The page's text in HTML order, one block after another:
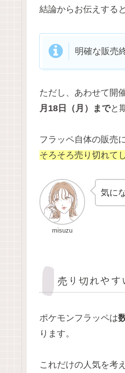
結論からお伝えすると
明確な販売
ただし、あわせて開
月18日（月）までと
フラッペ自体の販売
そろそろ売り切れて
misuzu
気に
売り切れやす
ポケモンフラッペは
ります。
これだけの人気を考